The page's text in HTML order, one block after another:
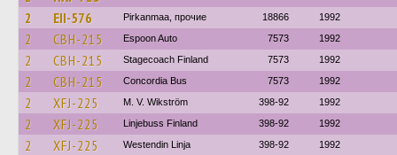
2 EII-576 Pirkanmaa, прочие 18866 1992
2 CBH-215 Espoon Auto 7573 1992
2 CBH-215 Stagecoach Finland 7573 1992
2 CBH-215 Concordia Bus 7573 1992
2 XFJ-225 M. V. Wikström 398-92 1992
2 XFJ-225 Linjebuss Finland 398-92 1992
2 XFJ-225 Westendin Linja 398-92 1992